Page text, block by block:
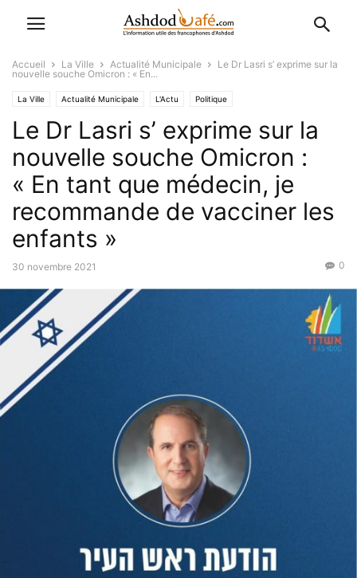
Accueil La Ville Actualité Municipale
Le Dr Lasri s’ exprime sur la
nouvelle souche Omicron : « En...
La Ville Actualité Municipale L'Actu Politique
Le Dr Lasri s’ exprime sur la
nouvelle souche Omicron :
« En tant que médecin, je
recommande de vacciner les
enfants »
30 novembre 2021 0